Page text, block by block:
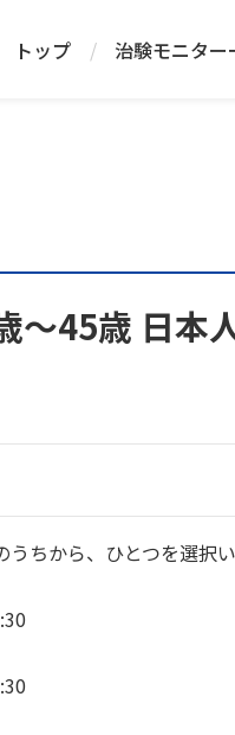
トップ / 治験モニター
～45歳 日本
うちから、ひとつを選択い